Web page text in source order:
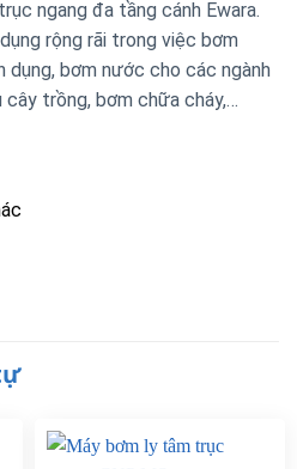
ngang đa tầng cánh Ewara.
rộng rãi trong việc bơm
dụng, bơm nước cho các ngành
trồng, bơm chữa cháy,…